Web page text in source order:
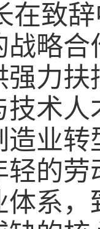
在致
战略
强力
技术
造业
轻的
体系